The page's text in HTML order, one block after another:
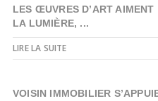
LES ŒUVRES D’ART AIMENT
LA LUMIÈRE, ...
LIRE LA SUITE
VOISIN IMMOBILIER